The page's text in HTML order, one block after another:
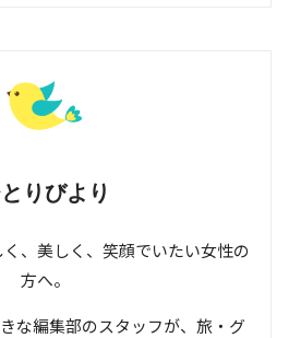
りびより
、美しく、笑顔でいたい女性の
方へ。
な編集部のスタッフが、旅・グ